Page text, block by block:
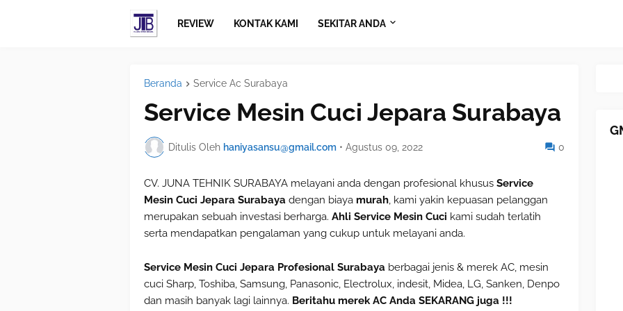
REVIEW KONTAK KAMI SEKITAR ANDA
Beranda Service Ac Surabaya
Service Mesin Cuci Jepara Surabaya
Ditulis Oleh haniyasansu@gmail.com • Agustus 09, 2022 0
CV. JUNA TEHNIK SURABAYA melayani anda dengan profesional khusus Service
Mesin Cuci Jepara Surabaya dengan biaya murah, kami yakin kepuasan pelanggan
merupakan sebuah investasi berharga. Ahli Service Mesin Cuci kami sudah terlatih
serta mendapatkan pengalaman yang cukup untuk melayani anda.
Service Mesin Cuci Jepara Profesional Surabaya berbagai jenis & merek AC, mesin
cuci Sharp, Toshiba, Samsung, Panasonic, Electrolux, indesit, Midea, LG, Sanken, Denpo
dan masih banyak lagi lainnya. Beritahu merek AC Anda SEKARANG juga !!!